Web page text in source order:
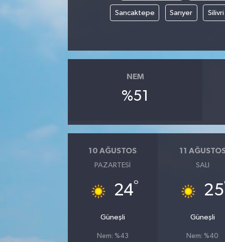
Sancaktepe Sarıyer Silivri
NEM
%51
10 AĞUSTOS
PAZARTESI
24°
Güneşli
Nem: %43
11
SALI
25
Güneşli
Nem: %40
TÜRKİYE'DE TREND HABERLER